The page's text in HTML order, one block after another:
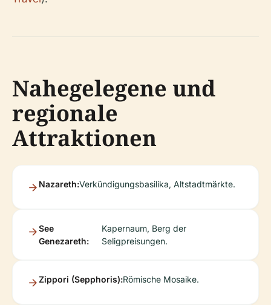
Nahegelegene und
regionale
Attraktionen
Nazareth:Verkündigungsbasilika, Altstadtmärkte.
See
Genezareth:
Kapernaum, Berg der
Seligpreisungen.
Zippori (Sepphoris):Römische Mosaike.